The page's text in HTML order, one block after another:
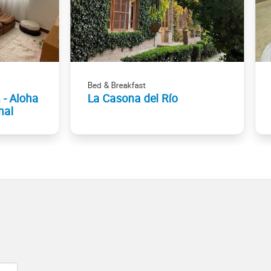
Aloha
Bed & Breakfast
La Casona del Río